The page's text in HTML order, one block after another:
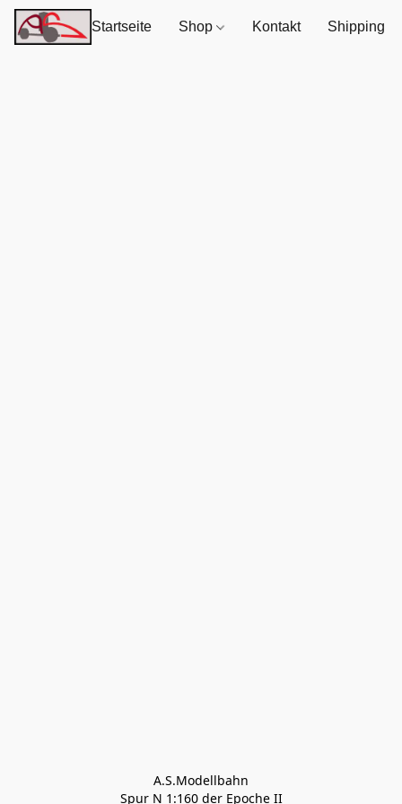
Startseite Shop Kontakt Shipping
A.S.Modellbahn
Spur N 1:160 der Epoche II